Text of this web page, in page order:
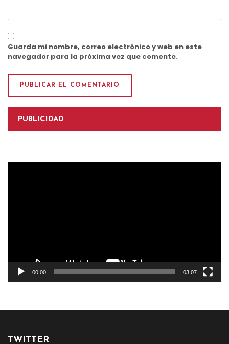
Guarda mi nombre, correo electrónico y web en este
navegador para la próxima vez que comente.
PUBLICIDAD
00:00 03:07
TWITTER